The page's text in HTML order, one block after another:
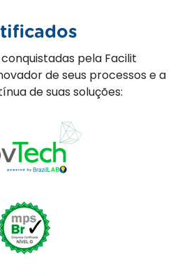
pela Facilit
de seus processos e a
de suas soluções: